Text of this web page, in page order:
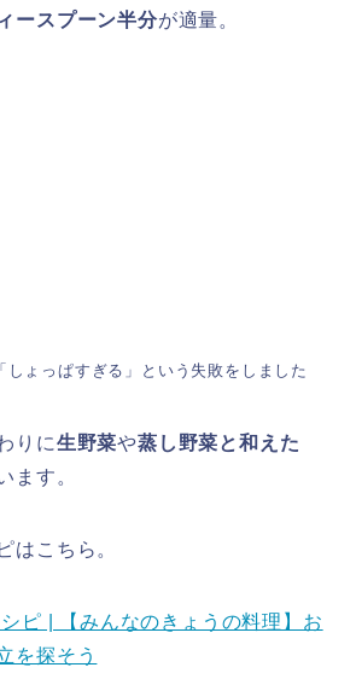
ースプーン半分が適量。
しょっぱすぎる」という失敗をしました
りに生野菜や蒸し野菜と和えた
ます。
はこちら。
シピ | 【みんなのきょうの料理】お
を探そう